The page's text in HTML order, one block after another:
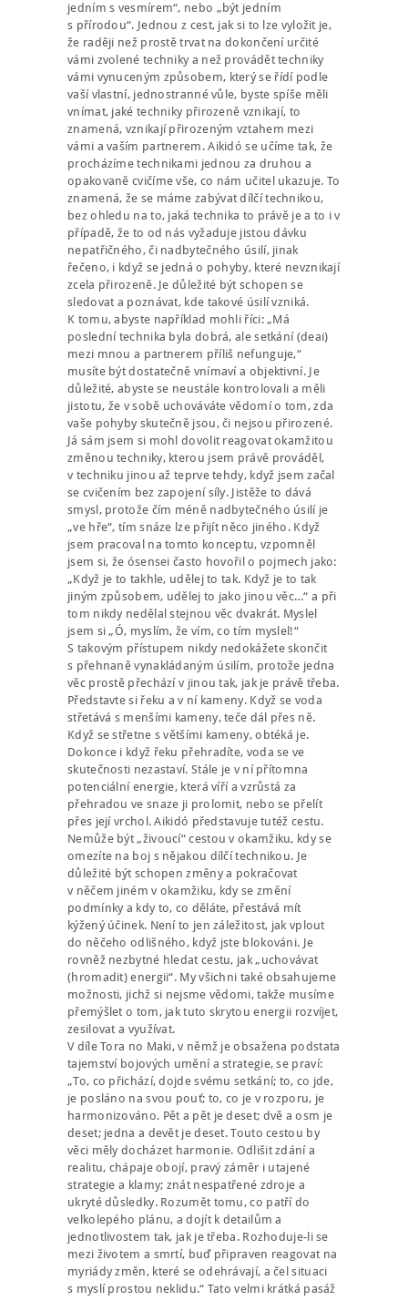
jedním s vesmírem“, nebo „být jedním
s přírodou“. Jednou z cest, jak si to lze vyložit je,
že raději než prostě trvat na dokončení určité
vámi zvolené techniky a než provádět techniky
vámi vynuceným způsobem, který se řídí podle
vaší vlastní, jednostranné vůle, byste spíše měli
vnímat, jaké techniky přirozeně vznikají, to
znamená, vznikají přirozeným vztahem mezi
vámi a vaším partnerem. Aikidó se učíme tak, že
procházíme technikami jednou za druhou a
opakovaně cvičíme vše, co nám učitel ukazuje. To
znamená, že se máme zabývat dílčí technikou,
bez ohledu na to, jaká technika to právě je a to i v
případě, že to od nás vyžaduje jistou dávku
nepatřičného, či nadbytečného úsilí, jinak
řečeno, i když se jedná o pohyby, které nevznikají
zcela přirozeně. Je důležité být schopen se
sledovat a poznávat, kde takové úsilí vzniká.
K tomu, abyste například mohli říci: „Má
poslední technika byla dobrá, ale setkání (deai)
mezi mnou a partnerem příliš nefunguje,“
musíte být dostatečně vnímaví a objektivní. Je
důležité, abyste se neustále kontrolovali a měli
jistotu, že v sobě uchováváte vědomí o tom, zda
vaše pohyby skutečně jsou, či nejsou přirozené.
Já sám jsem si mohl dovolit reagovat okamžitou
změnou techniky, kterou jsem právě prováděl,
v techniku jinou až teprve tehdy, když jsem začal
se cvičením bez zapojení síly. Jistěže to dává
smysl, protože čím méně nadbytečného úsilí je
„ve hře“, tím snáze lze přijít něco jiného. Když
jsem pracoval na tomto konceptu, vzpomněl
jsem si, že ósensei často hovořil o pojmech jako:
„Když je to takhle, udělej to tak. Když je to tak
jiným způsobem, udělej to jako jinou věc…“ a při
tom nikdy nedělal stejnou věc dvakrát. Myslel
jsem si „Ó, myslím, že vím, co tím myslel!“
S takovým přístupem nikdy nedokážete skončit
s přehnaně vynakládaným úsilím, protože jedna
věc prostě přechází v jinou tak, jak je právě třeba.
Představte si řeku a v ní kameny. Když se voda
střetává s menšími kameny, teče dál přes ně.
Když se střetne s většími kameny, obtéká je.
Dokonce i když řeku přehradíte, voda se ve
skutečnosti nezastaví. Stále je v ní přítomna
potenciální energie, která víří a vzrůstá za
přehradou ve snaze ji prolomit, nebo se přelít
přes její vrchol. Aikidó představuje tutéž cestu.
Nemůže být „živoucí“ cestou v okamžiku, kdy se
omezíte na boj s nějakou dílčí technikou. Je
důležité být schopen změny a pokračovat
v něčem jiném v okamžiku, kdy se změní
podmínky a kdy to, co děláte, přestává mít
kýžený účinek. Není to jen záležitost, jak vplout
do něčeho odlišného, když jste blokováni. Je
rovněž nezbytné hledat cestu, jak „uchovávat
(hromadit) energii“. My všichni také obsahujeme
možnosti, jichž si nejsme vědomi, takže musíme
přemýšlet o tom, jak tuto skrytou energii rozvíjet,
zesilovat a využívat.
V díle Tora no Maki, v němž je obsažena podstata
tajemství bojových umění a strategie, se praví:
„To, co přichází, dojde svému setkání; to, co jde,
je posláno na svou pouť; to, co je v rozporu, je
harmonizováno. Pět a pět je deset; dvě a osm je
deset; jedna a devět je deset. Touto cestou by
věci měly docházet harmonie. Odlišit zdání a
realitu, chápaje obojí, pravý záměr i utajené
strategie a klamy; znát nespatřené zdroje a
ukryté důsledky. Rozumět tomu, co patří do
velkolepého plánu, a dojít k detailům a
jednotlivostem tak, jak je třeba. Rozhoduje-li se
mezi životem a smrtí, buď připraven reagovat na
myriády změn, které se odehrávají, a čel situaci
s myslí prostou neklidu.“ Tato velmi krátká pasáž